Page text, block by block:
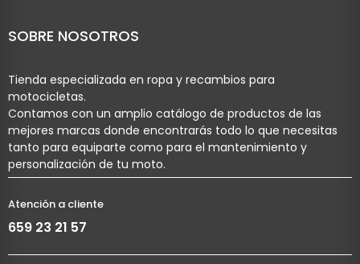
SOBRE NOSOTROS
Tienda especializada en ropa y recambios para
motocicletas.
Contamos con un amplio catálogo de productos de las
mejores marcas donde encontrarás todo lo que necesitas
tanto para equiparte como para el mantenimiento y
personalización de tu moto.
Atención a cliente
659 23 21 57